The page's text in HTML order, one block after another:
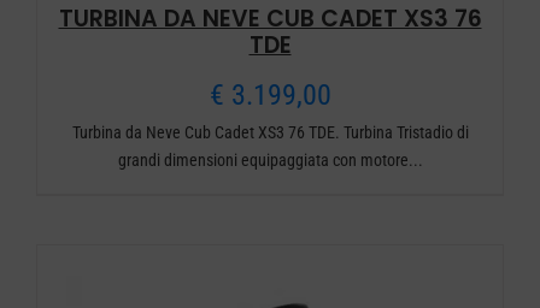
TURBINA DA NEVE CUB CADET XS3 76
TDE
€ 3.199,00
Turbina da Neve Cub Cadet XS3 76 TDE. Turbina Tristadio di
grandi dimensioni equipaggiata con motore...